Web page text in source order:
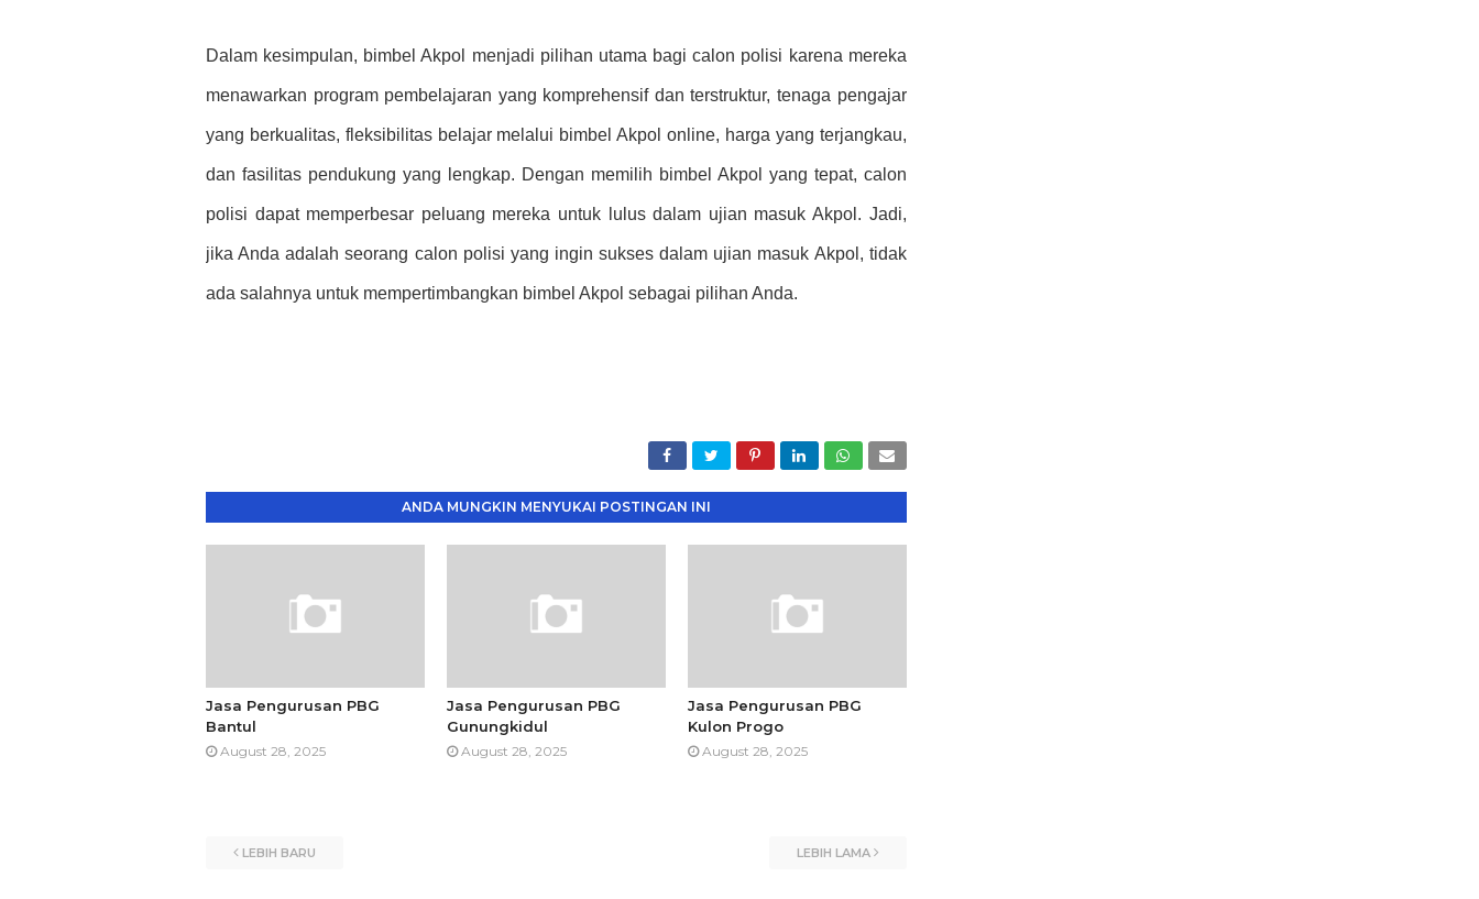
Dalam kesimpulan, bimbel Akpol menjadi pilihan utama bagi calon polisi karena mereka
menawarkan program pembelajaran yang komprehensif dan terstruktur, tenaga pengajar
yang berkualitas, fleksibilitas belajar melalui bimbel Akpol online, harga yang terjangkau,
dan fasilitas pendukung yang lengkap. Dengan memilih bimbel Akpol yang tepat, calon
polisi dapat memperbesar peluang mereka untuk lulus dalam ujian masuk Akpol. Jadi,
jika Anda adalah seorang calon polisi yang ingin sukses dalam ujian masuk Akpol, tidak
ada salahnya untuk mempertimbangkan bimbel Akpol sebagai pilihan Anda.
ANDA MUNGKIN MENYUKAI POSTINGAN INI
Jasa Pengurusan PBG
Bantul
August 28, 2025
Jasa Pengurusan PBG
Gunungkidul
August 28, 2025
Jasa Pengurusan PBG
Kulon Progo
August 28, 2025
LEBIH BARU LEBIH LAMA